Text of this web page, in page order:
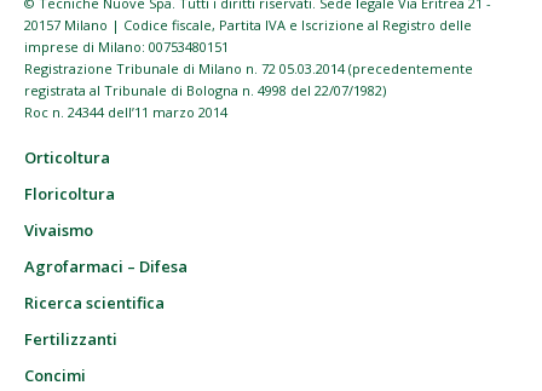
20157 Milano | Codice fiscale, Partita IVA e Iscrizione al Registro delle
imprese di Milano: 00753480151
Registrazione Tribunale di Milano n. 72 05.03.2014 (precedentemente
registrata al Tribunale di Bologna n. 4998 del 22/07/1982)
Roc n. 24344 dell’11 marzo 2014
Orticoltura
Floricoltura
Vivaismo
Agrofarmaci – Difesa
Ricerca scientifica
Fertilizzanti
Concimi